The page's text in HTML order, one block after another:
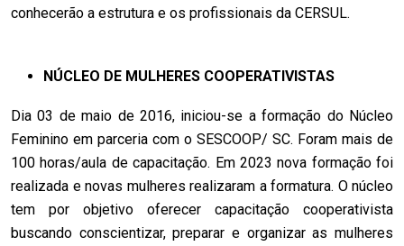
conhecerão a estrutura e os profissionais da CERSUL.
NÚCLEO DE MULHERES COOPERATIVISTAS
Dia 03 de maio de 2016, iniciou-se a formação do Núcleo
Feminino em parceria com o SESCOOP/ SC. Foram mais de
100 horas/aula de capacitação. Em 2023 nova formação foi
realizada e novas mulheres realizaram a formatura. O núcleo
tem por objetivo oferecer capacitação cooperativista
buscando conscientizar, preparar e organizar as mulheres